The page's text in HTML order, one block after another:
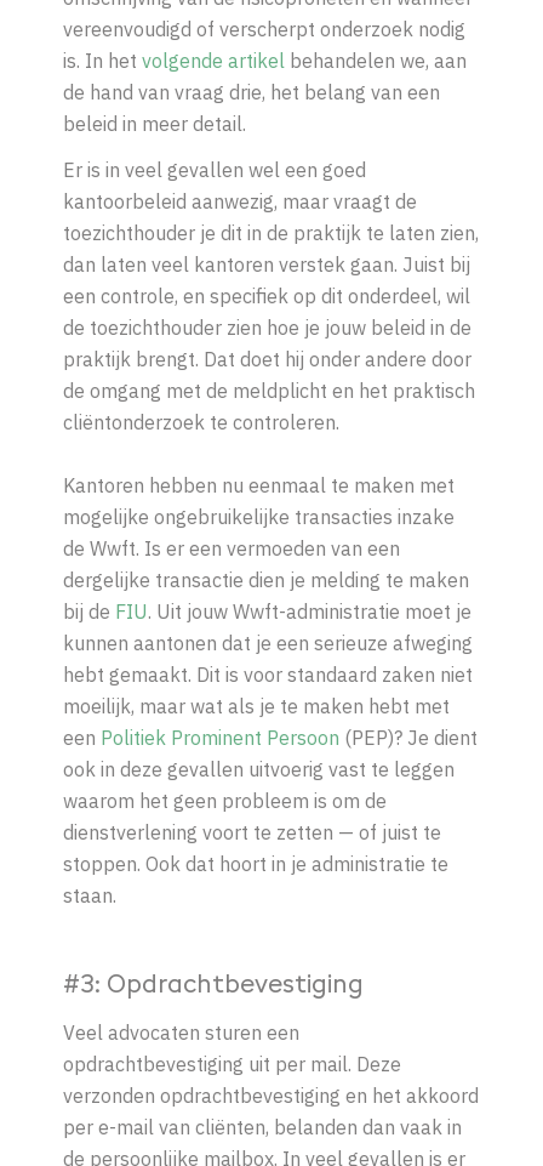
vereenvoudigd of verscherpt onderzoek nodig
is. In het volgende artikel behandelen we, aan
de hand van vraag drie, het belang van een
beleid in meer detail.
Er is in veel gevallen wel een goed
kantoorbeleid aanwezig, maar vraagt de
toezichthouder je dit in de praktijk te laten zien,
dan laten veel kantoren verstek gaan. Juist bij
een controle, en specifiek op dit onderdeel, wil
de toezichthouder zien hoe je jouw beleid in de
praktijk brengt. Dat doet hij onder andere door
de omgang met de meldplicht en het praktisch
cliëntonderzoek te controleren.
Kantoren hebben nu eenmaal te maken met
mogelijke ongebruikelijke transacties inzake
de Wwft. Is er een vermoeden van een
dergelijke transactie dien je melding te maken
bij de FIU. Uit jouw Wwft-administratie moet je
kunnen aantonen dat je een serieuze afweging
hebt gemaakt. Dit is voor standaard zaken niet
moeilijk, maar wat als je te maken hebt met
een Politiek Prominent Persoon (PEP)? Je dient
ook in deze gevallen uitvoerig vast te leggen
waarom het geen probleem is om de
dienstverlening voort te zetten — of juist te
stoppen. Ook dat hoort in je administratie te
staan.
#3: Opdrachtbevestiging
Veel advocaten sturen een
opdrachtbevestiging uit per mail. Deze
verzonden opdrachtbevestiging en het akkoord
per e-mail van cliënten, belanden dan vaak in
de persoonlijke mailbox. In veel gevallen is er